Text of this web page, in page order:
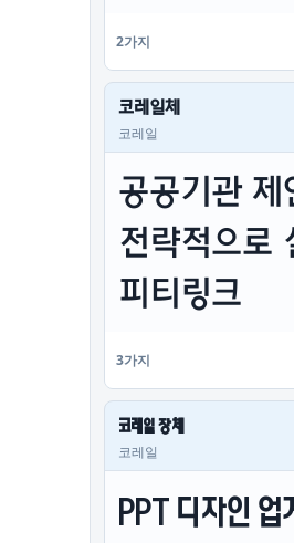
2가지
코레일체
코레일
공공기관 제
전략적으로
피티링크
3가지
코레일 장체
코레일
PPT 디자인 업